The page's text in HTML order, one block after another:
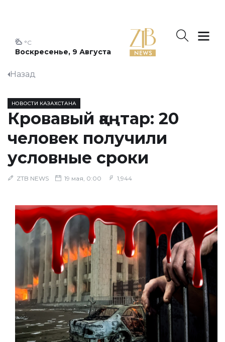
Воскресенье, 9 Августа
°C
Назад
НОВОСТИ КАЗАХСТАНА
Кровавый қаңтар: 20
человек получили
условные сроки
ZTB NEWS 19 мая, 0:00 1,944